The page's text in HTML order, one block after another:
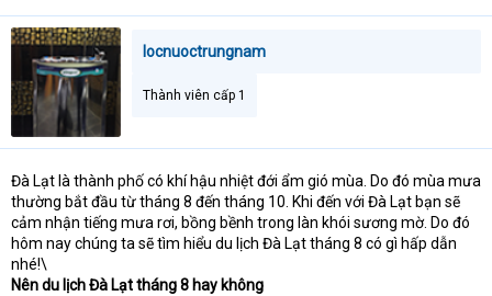
locnuoctrungnam
Thành viên cấp 1
Đà Lạt là thành phố có khí hậu nhiệt đới ẩm gió mùa. Do đó mùa mưa
thường bắt đầu từ tháng 8 đến tháng 10. Khi đến với Đà Lạt bạn sẽ
cảm nhận tiếng mưa rơi, bồng bềnh trong làn khói sương mờ. Do đó
hôm nay chúng ta sẽ tìm hiểu du lịch Đà Lạt tháng 8 có gì hấp dẫn
nhé!\
Nên du lịch Đà Lạt tháng 8 hay không